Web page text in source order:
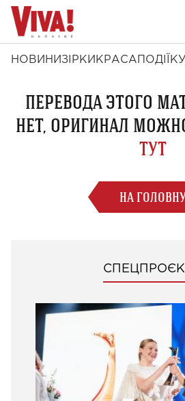
НОВИНИ ЗІРКИ КРАСА ПОДІЇ
ПЕРЕВОДА ЭТОГО
НЕТ, ОРИГИНАЛ
ТУТ
НА